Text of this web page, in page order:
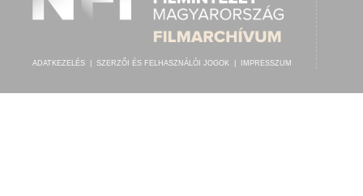
ADATKEZELÉS SZERZŐI ÉS FELHASZNÁLÓI JOGOK IMPRESSZUM